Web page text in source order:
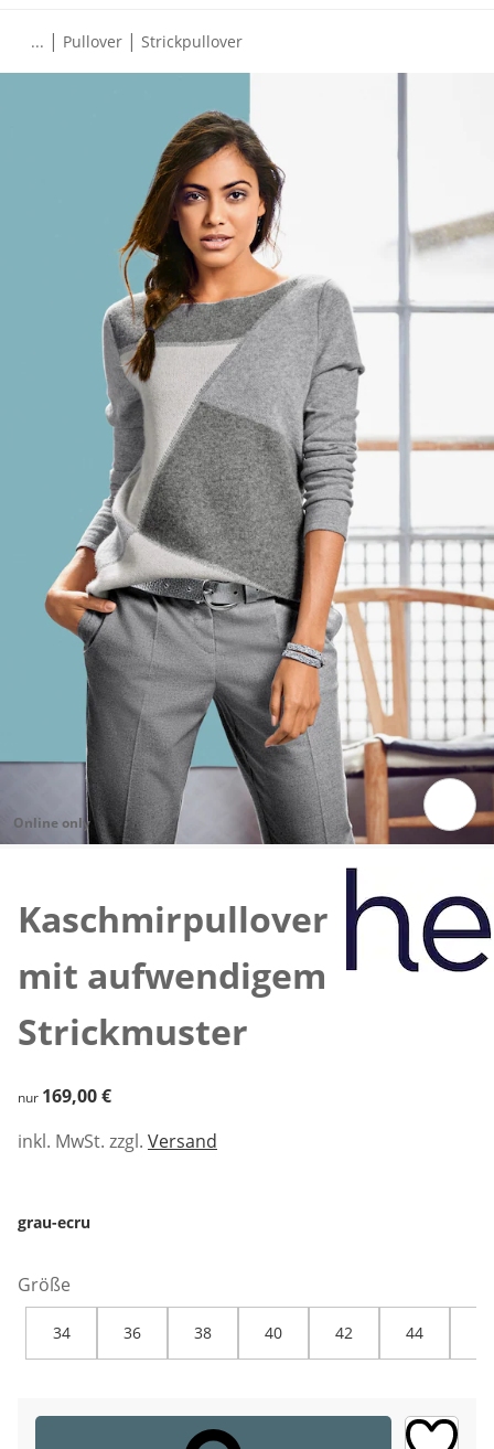
... | Pullover | Strickpullover
Online only
Kaschmirpullover
mit aufwendigem
Strickmuster
169,00 €
nur 169,00 €
inkl. MwSt. zzgl. Versand
grau-ecru
Größe
34 36 38 40 42 44